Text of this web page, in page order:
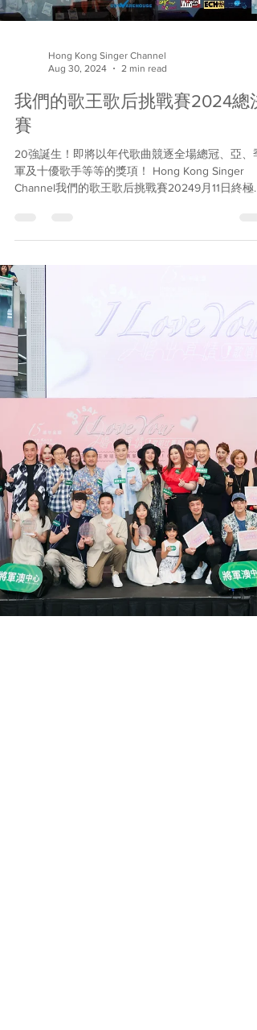
我們的歌王歌后挑戰賽2024總
賽
20強誕生！即將以年代歌曲競逐全場總冠、亞、季
軍及十優歌手等等的獎項！ Hong Kong Singer
Channel我們的歌王歌后挑戰賽20249月11日終極
戰門票現已有售！ 經過激烈的初賽及準決賽，
Kong Singer...